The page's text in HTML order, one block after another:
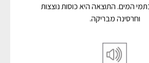
המים. התוצאה היא כוסות נוצצות
וחרסינה מבריקה.